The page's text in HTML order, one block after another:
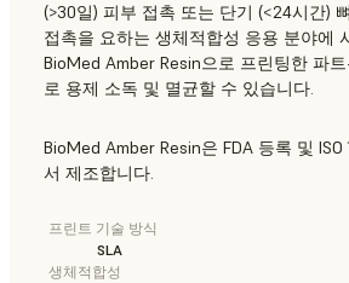
(>30일) 피부 접촉 또는 단기 (<24시간)
접촉을 요하는 생체적합성 응용 분야에
BioMed Amber Resin으로 프린팅한 파
로 용제 소독 및 멸균할 수 있습니다.
BioMed Amber Resin은 FDA 등록 및
서 제조합니다.
프린트 기술 방식
SLA
생체적합성